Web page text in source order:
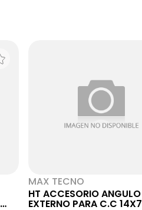
MAX TECNO
HT ACCESORIO ANGULO
EXTERNO PARA C.C 14X7